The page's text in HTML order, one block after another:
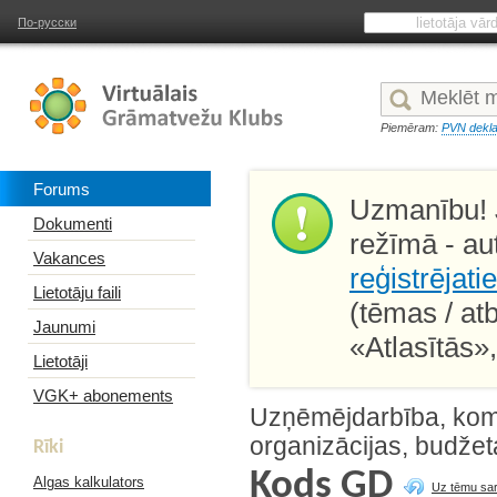
По-русски
Piemēram: PVN
Forums
Dokumenti
Vakances
Lietotāju faili
Jaunumi
Lietotāji
VGK+ abonements
Rīki
Algas kalkulators
Uzmanību!
režīmā -
(tēmas /
Uzņēmējdarbība,
organizācijas,
Kods GD Uz tēmu